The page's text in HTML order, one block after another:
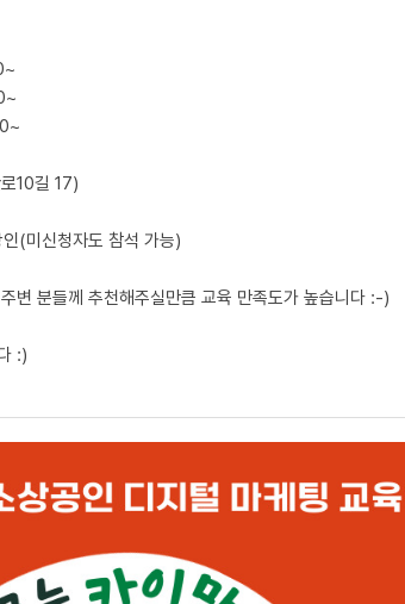
10길 17)
(미신청자도 참석 가능)
변 분들께 추천해주실만큼 교육 만족도가 높습니다 :-)
:)